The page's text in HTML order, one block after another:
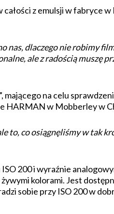
z emulsji w fabryce
nas, dlaczego nie robimy
ale z radością muszę
mającego na celu
HARMAN w Mobberley w
to, co osiągnęliśmy w tak
200 i wyraźnie
kolorami. Jest
sobie przy ISO 200 w